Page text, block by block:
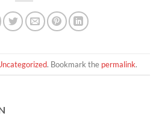
. Bookmark the permalink.